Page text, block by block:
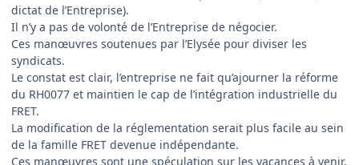
dictat de l’Entreprise).
Il n’y a pas de volonté de l’Entreprise de négocier.
Ces manœuvres soutenues par l’Elysée pour diviser les
syndicats.
Le constat est clair, l’entreprise ne fait qu’ajourner la réforme
du RH0077 et maintien le cap de l’intégration industrielle du
FRET.
La modification de la réglementation serait plus facile au sein
de la famille FRET devenue indépendante.
Ces manœuvres sont une spéculation sur les vacances à venir,